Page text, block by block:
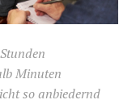
Minuten
so anbiedernd